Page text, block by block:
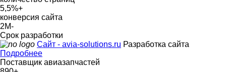
5,5%+
конверсия сайта
2М-
Срок разработки
Сайт - avia-solutions.ru Разработка сайта
Подробнее
Поставщик авиазапчастей